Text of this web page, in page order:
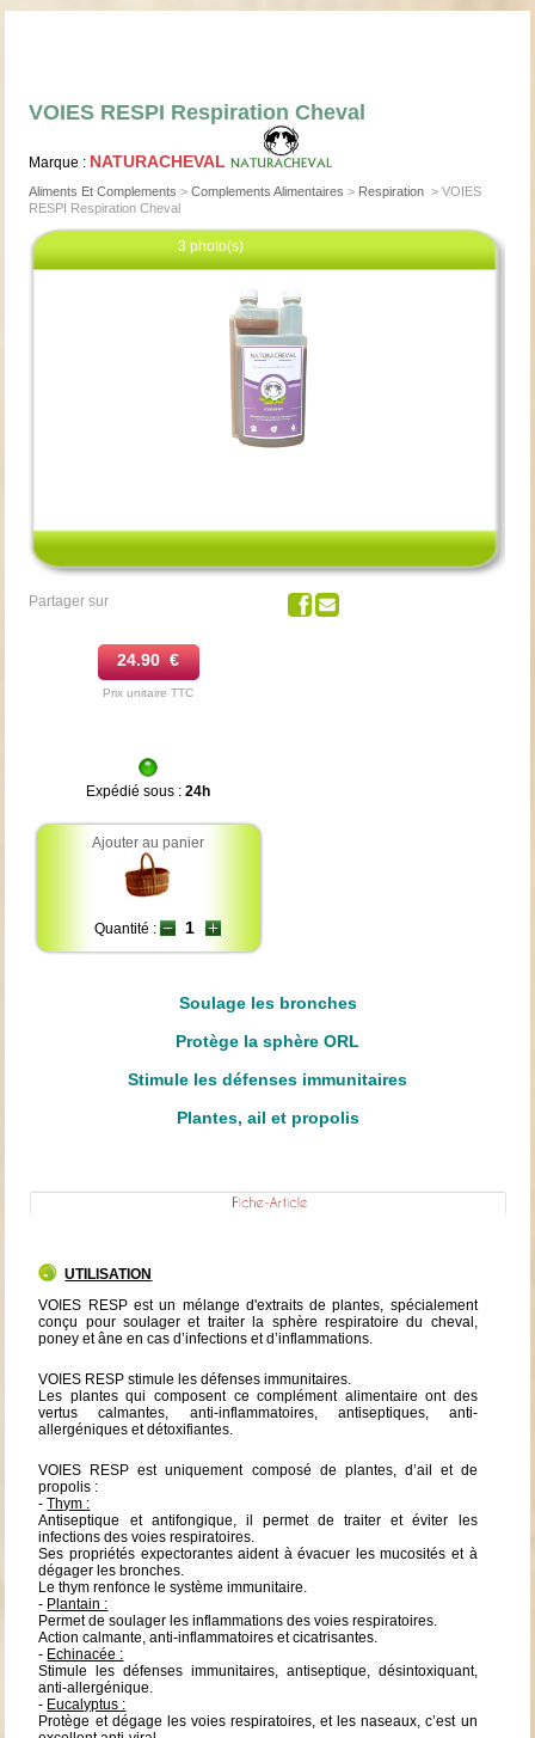
VOIES RESPI Respiration Cheval
Marque : NATURACHEVAL
Aliments Et Complements > Complements Alimentaires > Respiration > VOIES
RESPI Respiration Cheval
3 photo(s)
Partager sur
24.90 €
Prix unitaire TTC
Expédié sous :24h
Ajouter au panier
Quantité :
Soulage les bronches
Protège la sphère ORL
Stimule les défenses immunitaires
Plantes, ail et propolis
UTILISATION
VOIES RESP est un mélange d'extraits de plantes, spécialement
conçu pour soulager et traiter la sphère respiratoire du cheval,
poney et âne en cas d’infections et d’inflammations.
VOIES RESP stimule les défenses immunitaires.
Les plantes qui composent ce complément alimentaire ont des
vertus calmantes, anti-inflammatoires, antiseptiques, anti-
allergéniques et détoxifiantes.
VOIES RESP est uniquement composé de plantes, d’ail et de
propolis :
-Thym :
Antiseptique et antifongique, il permet de traiter et éviter les
infections des voies respiratoires.
Ses propriétés expectorantes aident à évacuer les mucosités et à
dégager les bronches.
Le thym renfonce le système immunitaire.
- Plantain :
Permet de soulager les inflammations des voies respiratoires.
Action calmante, anti-inflammatoires et cicatrisantes.
- Echinacée :
Stimule les défenses immunitaires, antiseptique, désintoxiquant,
anti-allergénique.
- Eucalyptus :
Protège et dégage les voies respiratoires, et les naseaux, c’est un